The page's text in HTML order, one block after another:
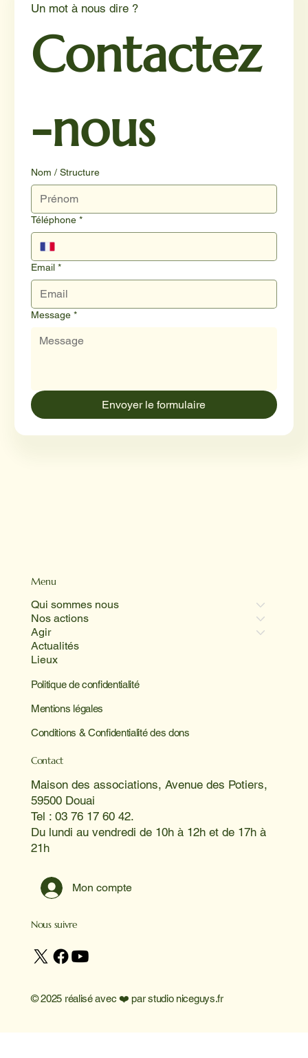
Menu
Qui sommes nous
Nos actions
Agir
Actualités
Lieux
Politique de confidentialité
Mentions légales
Conditions & Confidentialité des dons
Contact
Maison des associations, Avenue des Potiers,
59500 Douai
Tel : 03 76 17 60 42.
Du lundi au vendredi de 10h à 12h et de 17h à
21h
Mon compte
Nous suivre
© 2025 réalisé avec ❤️ parstudio niceguys.fr
Un mot à nous dire ?
Contactez
-nous
Nom / Structure
Téléphone *
Email *
Message *
Envoyer le formulaire